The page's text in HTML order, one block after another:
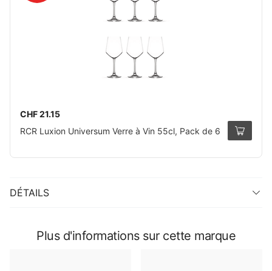
CHF 21.15
RCR Luxion Universum Verre à Vin 55cl, Pack de 6
DÉTAILS
Plus d'informations sur cette marque